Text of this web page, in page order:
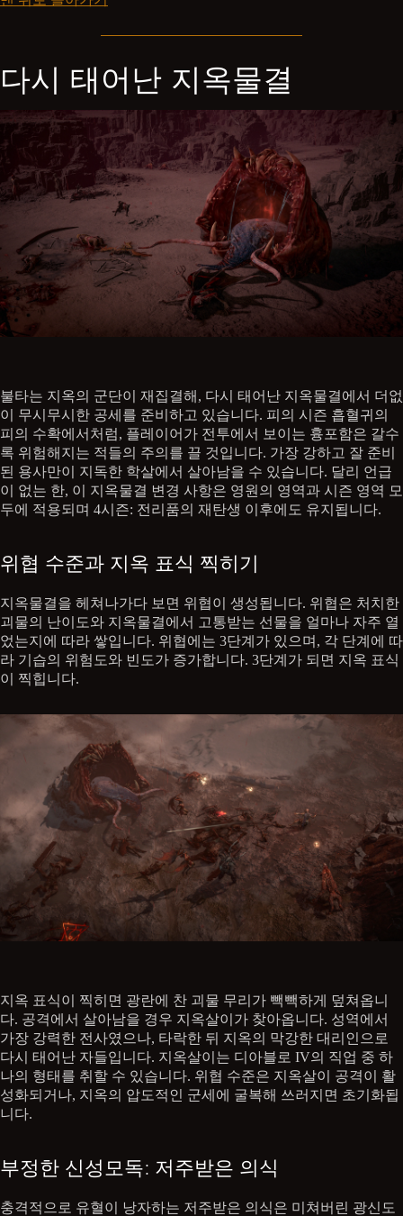
다시 태어난 지옥물결
불타는 지옥의 군단이 재집결해, 다시 태어난 지옥물결에서 더없
이 무시무시한 공세를 준비하고 있습니다. 피의 시즌 흡혈귀의
피의 수확에서처럼, 플레이어가 전투에서 보이는 흉포함은 갈수
록 위험해지는 적들의 주의를 끌 것입니다. 가장 강하고 잘 준비
된 용사만이 지독한 학살에서 살아남을 수 있습니다. 달리 언급
이 없는 한, 이 지옥물결 변경 사항은 영원의 영역과 시즌 영역 모
두에 적용되며 4시즌: 전리품의 재탄생 이후에도 유지됩니다.
위협 수준과 지옥 표식 찍히기
지옥물결을 헤쳐나가다 보면 위협이 생성됩니다. 위협은 처치한
괴물의 난이도와 지옥물결에서 고통받는 선물을 얼마나 자주 열
었는지에 따라 쌓입니다. 위협에는 3단계가 있으며, 각 단계에 따
라 기습의 위험도와 빈도가 증가합니다. 3단계가 되면 지옥 표식
이 찍힙니다.
지옥 표식이 찍히면 광란에 찬 괴물 무리가 빽빽하게 덮쳐옵니
다. 공격에서 살아남을 경우 지옥살이가 찾아옵니다. 성역에서
가장 강력한 전사였으나, 타락한 뒤 지옥의 막강한 대리인으로
다시 태어난 자들입니다. 지옥살이는 디아블로 IV의 직업 중 하
나의 형태를 취할 수 있습니다. 위협 수준은 지옥살이 공격이 활
성화되거나, 지옥의 압도적인 군세에 굴복해 쓰러지면 초기화됩
니다.
부정한 신성모독: 저주받은 의식
충격적으로 유혈이 낭자하는 저주받은 의식은 미쳐버린 광신도